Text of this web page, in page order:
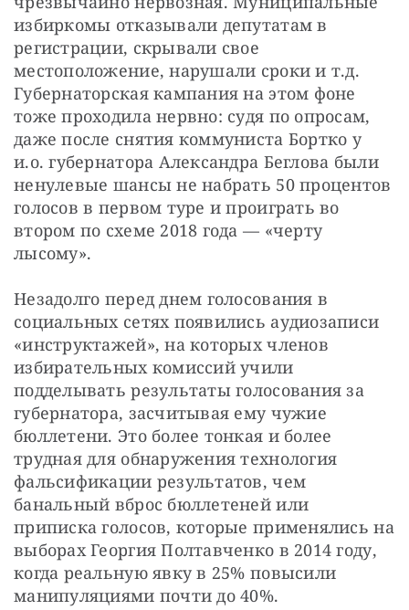
избиркомы отказывали депутатам в
регистрации, скрывали свое
местоположение, нарушали сроки и т.д.
Губернаторская кампания на этом фоне
тоже проходила нервно: судя по опросам,
даже после снятия коммуниста Бортко у
и.о. губернатора Александра Беглова были
ненулевые шансы не набрать 50 процентов
голосов в первом туре и проиграть во
втором по схеме 2018 года — «черту
лысому».
Незадолго перед днем голосования в
социальных сетях появились аудиозаписи
«инструктажей», на которых членов
избирательных комиссий учили
подделывать результаты голосования за
губернатора, засчитывая ему чужие
бюллетени. Это более тонкая и более
трудная для обнаружения технология
фальсификации результатов, чем
банальный вброс бюллетеней или
приписка голосов, которые применялись на
выборах Георгия Полтавченко в 2014 году,
когда реальную явку в 25% повысили
манипуляциями почти до 40%.